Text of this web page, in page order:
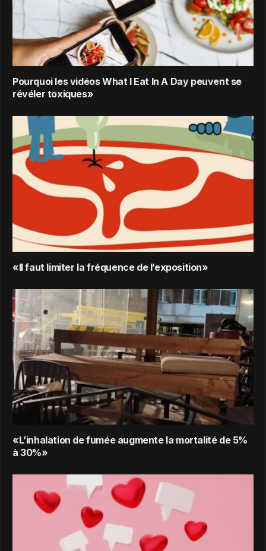
Pourquoi les vidéos What I Eat In A Day peuvent se
révéler toxiques»
«Il faut limiter la fréquence de l’exposition»
«L’inhalation de fumée augmente la mortalité de 5%
à 30%»